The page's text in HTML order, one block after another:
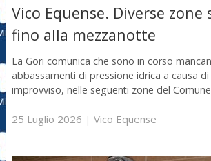
Vico Equense. Diverse zone
fino alla mezzanotte
La Gori comunica che sono in corso
abbassamenti di pressione idrica a causa
improvviso, nelle seguenti zone del
25 Luglio 2026 | Vico Equense